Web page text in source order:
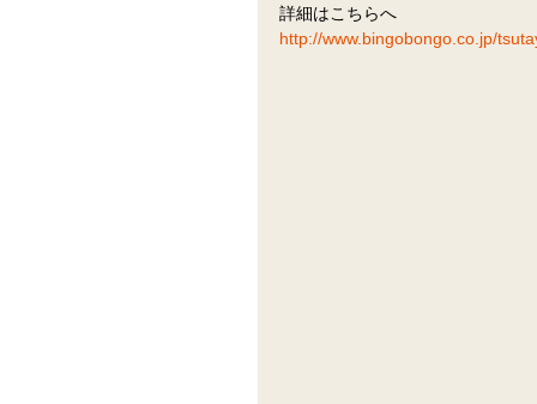
詳細はこちらへ
http://www.bingobongo.co.jp/